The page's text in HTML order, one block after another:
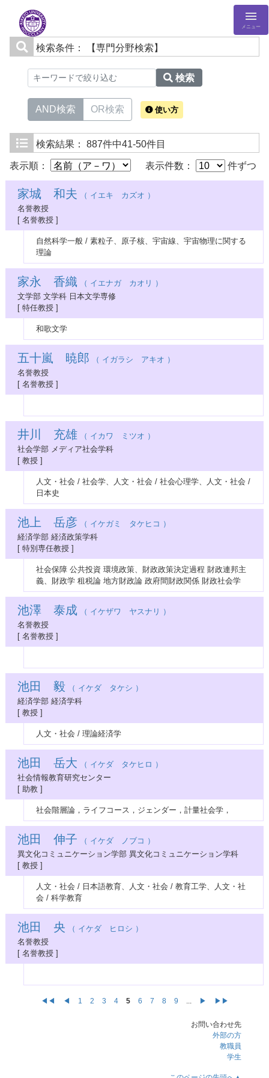
メニュー
検索条件： 【専門分野検索】
検索
AND検索 OR検索 使い方
検索結果： 887件中41-50件目
表示順： 表示件数： 件ずつ
家城 和夫 （ イエキ カズオ ）
名誉教授
[ 名誉教授 ]
自然科学一般 / 素粒子、原子核、宇宙線、宇宙物理に関する
理論
家永 香織 （ イエナガ カオリ ）
文学部 文学科 日本文学専修
[ 特任教授 ]
和歌文学
五十嵐 暁郎 （ イガラシ アキオ ）
名誉教授
[ 名誉教授 ]
井川 充雄 （ イカワ ミツオ ）
社会学部 メディア社会学科
[ 教授 ]
人文・社会 / 社会学、人文・社会 / 社会心理学、人文・社会 /
日本史
池上 岳彦 （ イケガミ タケヒコ ）
経済学部 経済政策学科
[ 特別専任教授 ]
社会保障 公共投資 環境政策、財政政策決定過程 財政連邦主
義、財政学 租税論 地方財政論 政府間財政関係 財政社会学
池澤 泰成 （ イケザワ ヤスナリ ）
名誉教授
[ 名誉教授 ]
池田 毅 （ イケダ タケシ ）
経済学部 経済学科
[ 教授 ]
人文・社会 / 理論経済学
池田 岳大 （ イケダ タケヒロ ）
社会情報教育研究センター
[ 助教 ]
社会階層論，ライフコース，ジェンダー，計量社会学，
池田 伸子 （ イケダ ノブコ ）
異文化コミュニケーション学部 異文化コミュニケーション学科
[ 教授 ]
人文・社会 / 日本語教育、人文・社会 / 教育工学、人文・社
会 / 科学教育
池田 央 （ イケダ ヒロシ ）
名誉教授
[ 名誉教授 ]
◀◀ ◀ 1 2 3 4 5 6 7 8 9 ... ▶ ▶▶
お問い合わせ先
外部の方
教職員
学生